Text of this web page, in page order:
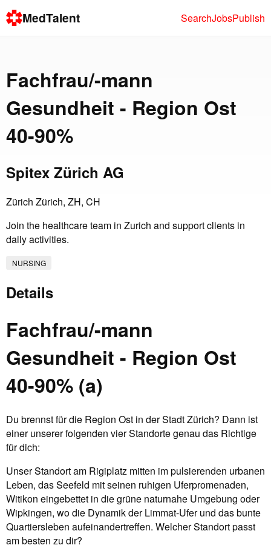
MedTalent SearchJobsPublish
Fachfrau/-mann
Gesundheit - Region Ost
40-90%
Spitex Zürich AG
Zürich Zürich, ZH, CH
Join the healthcare team in Zurich and support clients in
daily activities.
NURSING
Details
Fachfrau/-mann
Gesundheit - Region Ost
40-90% (a)
Du brennst für die Region Ost in der Stadt Zürich? Dann ist
einer unserer folgenden vier Standorte genau das Richtige
für dich:
Unser Standort am Rigiplatz mitten im pulsierenden urbanen
Leben, das Seefeld mit seinen ruhigen Uferpromenaden,
Witikon eingebettet in die grüne naturnahe Umgebung oder
Wipkingen, wo die Dynamik der Limmat-Ufer und das bunte
Quartiersleben aufeinandertreffen. Welcher Standort passt
am besten zu dir?